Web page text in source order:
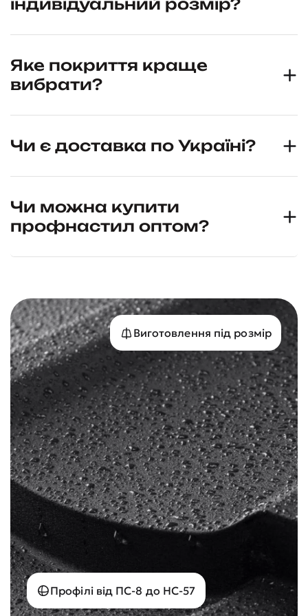
індивідуальний розмір?
Яке покриття краще
вибрати?
Чи є доставка по Україні?
Чи можна купити
профнастил оптом?
Виготовлення під розмір
Профілі від ПС-8 до НС-57